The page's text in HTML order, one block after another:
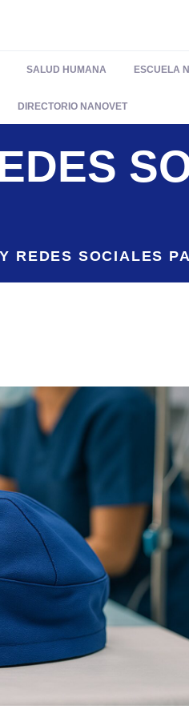
SALUD HUMANA ESCUELA
DIRECTORIO NANOVET
REDES SOCIALES